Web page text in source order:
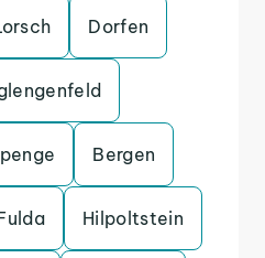
Dorfen
Bergen
Hilpoltstein